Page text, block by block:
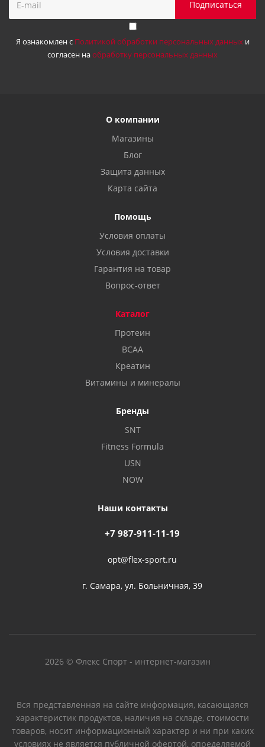
Я ознакомлен с Политикой обработки персональных данныхи
согласен наобработку персональных данных
О компании
Магазины
Блог
Защита данных
Карта сайта
Помощь
Условия оплаты
Условия доставки
Гарантия на товар
Вопрос-ответ
Каталог
Протеин
BCAA
Креатин
Витамины и минералы
Бренды
SNT
Fitness Formula
USN
NOW
Наши контакты
+7 987-911-11-19
opt@flex-sport.ru
г. Самара, ул. Больничная, 39
2026 © Флекс Спорт - интернет-магазин
Вся представленная на сайте информация, касающаяся
характеристик продуктов, наличия на складе, стоимости
товаров, носит информационный характер и ни при каких
условиях не является публичной офертой, определяемой